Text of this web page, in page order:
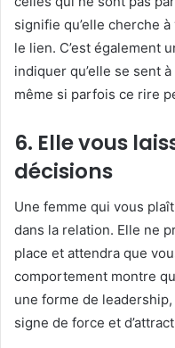
signifie qu’elle cherche
le lien. C’est également
indiquer qu’elle se sent
même si parfois ce rire
6. Elle vous
décisions
Une femme qui vous
dans la relation. Elle ne
place et attendra que
comportement montre
une forme de
signe de force et